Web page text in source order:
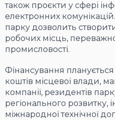
також проєкти у сфері
електронних
парку дозволить
робочих місць,
промисловості.
Фінансування
коштів місцевої влади,
компанії, резидентів
регіонального розвитку,
міжнародної технічної